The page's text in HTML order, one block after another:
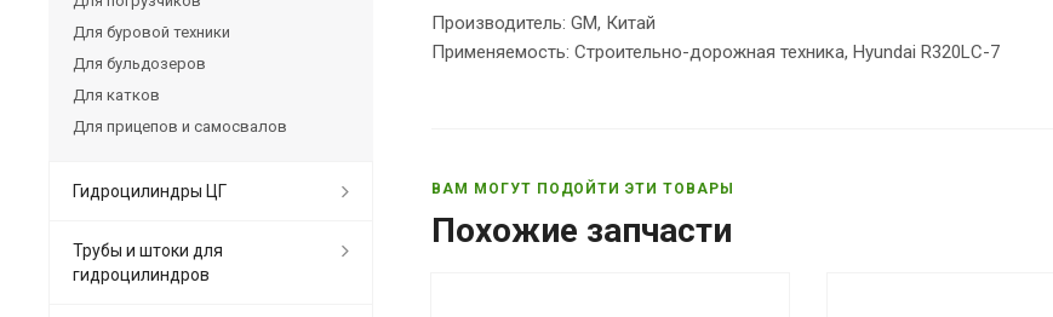
Производитель: GM, Китай
Применяемость: Строительно-дорожная техника, Hyundai R320LC-7
ВАМ МОГУТ ПОДОЙТИ ЭТИ ТОВАРЫ
Похожие запчасти
Для буровой техники
Для бульдозеров
Для катков
Для прицепов и самосвалов
Гидроцилиндры ЦГ
Трубы и штоки для
гидроцилиндров